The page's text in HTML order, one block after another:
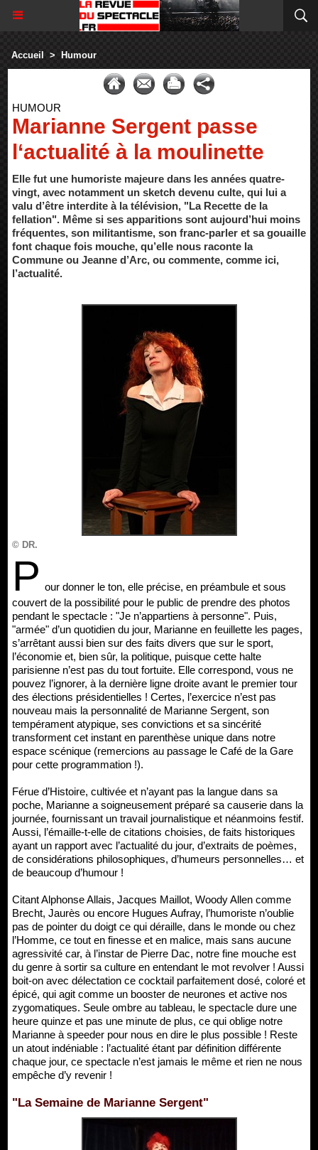
Accueil > Humour
HUMOUR
Marianne Sergent passe
l‘actualité à la moulinette
Elle fut une humoriste majeure dans les années quatre-
vingt, avec notamment un sketch devenu culte, qui lui a
valu d’être interdite à la télévision, "La Recette de la
fellation". Même si ses apparitions sont aujourd’hui moins
fréquentes, son militantisme, son franc-parler et sa gouaille
font chaque fois mouche, qu’elle nous raconte la
Commune ou Jeanne d’Arc, ou commente, comme ici,
l’actualité.
© DR.
P our donner le ton, elle précise, en préambule et sous
couvert de la possibilité pour le public de prendre des photos
pendant le spectacle : "Je n’appartiens à personne". Puis,
"armée" d’un quotidien du jour, Marianne en feuillette les pages,
s’arrêtant aussi bien sur des faits divers que sur le sport,
l’économie et, bien sûr, la politique, puisque cette halte
parisienne n’est pas du tout fortuite. Elle correspond, vous ne
pouvez l’ignorer, à la dernière ligne droite avant le premier tour
des élections présidentielles ! Certes, l’exercice n’est pas
nouveau mais la personnalité de Marianne Sergent, son
tempérament atypique, ses convictions et sa sincérité
transforment cet instant en parenthèse unique dans notre
espace scénique (remercions au passage le Café de la Gare
pour cette programmation !).
Férue d’Histoire, cultivée et n’ayant pas la langue dans sa
poche, Marianne a soigneusement préparé sa causerie dans la
journée, fournissant un travail journalistique et néanmoins festif.
Aussi, l’émaille-t-elle de citations choisies, de faits historiques
ayant un rapport avec l’actualité du jour, d’extraits de poèmes,
de considérations philosophiques, d’humeurs personnelles… et
de beaucoup d’humour !
Citant Alphonse Allais, Jacques Maillot, Woody Allen comme
Brecht, Jaurès ou encore Hugues Aufray, l’humoriste n’oublie
pas de pointer du doigt ce qui déraille, dans le monde ou chez
l’Homme, ce tout en finesse et en malice, mais sans aucune
agressivité car, à l’instar de Pierre Dac, notre fine mouche est
du genre à sortir sa culture en entendant le mot revolver ! Aussi
boit-on avec délectation ce cocktail parfaitement dosé, coloré et
épicé, qui agit comme un booster de neurones et active nos
zygomatiques. Seule ombre au tableau, le spectacle dure une
heure quinze et pas une minute de plus, ce qui oblige notre
Marianne à speeder pour nous en dire le plus possible ! Reste
un atout indéniable : l’actualité étant par définition différente
chaque jour, ce spectacle n’est jamais le même et rien ne nous
empêche d’y revenir !
"La Semaine de Marianne Sergent"